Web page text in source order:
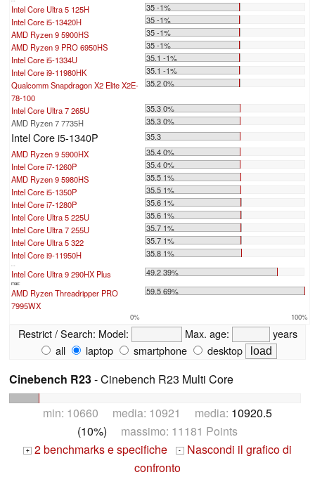
Intel Core Ultra 5 125H
35 -1%
Intel Core i5-13420H
35 -1%
AMD Ryzen 9 5900HS
35 -1%
AMD Ryzen 9 PRO 6950HS
35 -1%
Intel Core i5-1334U
35.1 -1%
Intel Core i9-11980HK
35.1 -1%
Qualcomm Snapdragon X2 Elite X2E-
78-100
35.2 0%
Intel Core Ultra 7 265U
35.3 0%
AMD Ryzen 7 7735H
35.3 0%
Intel Core i5-1340P
35.3
AMD Ryzen 9 5900HX
35.4 0%
Intel Core i7-1260P
35.4 0%
AMD Ryzen 9 5980HS
35.5 1%
Intel Core i5-1350P
35.5 1%
Intel Core i7-1280P
35.6 1%
Intel Core Ultra 5 225U
35.6 1%
Intel Core Ultra 7 255U
35.7 1%
Intel Core Ultra 5 322
35.7 1%
Intel Core i9-11950H
35.8 1%
Intel Core Ultra 9 290HX Plus 49.2 39%
max:
AMD Ryzen Threadripper PRO
7995WX
59.5 69%
0% 100%
Restrict / Search: Model: Max. age:
years
all
laptop smartphone desktop
Cinebench R23- Cinebench R23 Multi Core
min: 10660 media: 10921 media: 10920.5
(10%) massimo: 11181 Points
+ 2 benchmarks e specifiche - Nascondi il grafico di
confronto